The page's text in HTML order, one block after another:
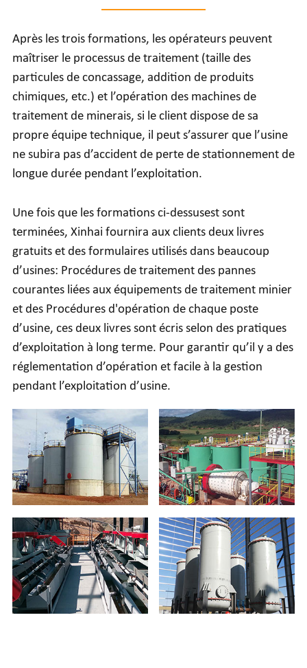
Après les trois formations, les opérateurs peuvent
maîtriser le processus de traitement (taille des
particules de concassage, addition de produits
chimiques, etc.) et l’opération des machines de
traitement de minerais, si le client dispose de sa
propre équipe technique, il peut s’assurer que l’usine
ne subira pas d’accident de perte de stationnement de
longue durée pendant l’exploitation.
Une fois que les formations ci-dessusest sont
terminées, Xinhai fournira aux clients deux livres
gratuits et des formulaires utilisés dans beaucoup
d’usines: Procédures de traitement des pannes
courantes liées aux équipements de traitement minier
et des Procédures d'opération de chaque poste
d’usine, ces deux livres sont écris selon des pratiques
d’exploitation à long terme. Pour garantir qu’il y a des
réglementation d’opération et facile à la gestion
pendant l’exploitation d’usine.